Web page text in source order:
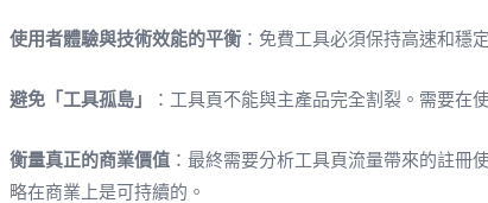
使用者體驗與技術效能的平衡 ：免費工具必須保持高速和穩
避免「工具孤島」 ：工具頁不能與主產品完全割裂。需要在
衡量真正的商業價值 ：最終需要分析工具頁流量帶來的註
略在商業上是可持續的。